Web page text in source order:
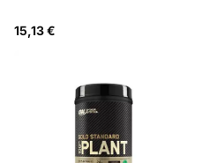
15,13 €